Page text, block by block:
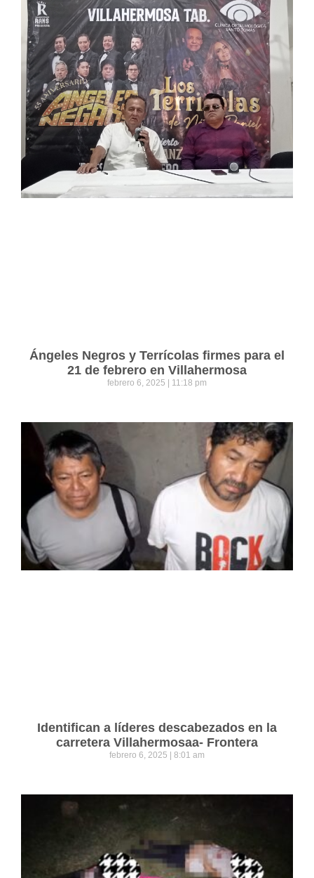
Ángeles Negros y Terrícolas firmes para el
21 de febrero en Villahermosa
febrero 6, 2025 11:18 pm
Identifican a líderes descabezados en la
carretera Villahermosaa- Frontera
febrero 6, 2025 8:01 am